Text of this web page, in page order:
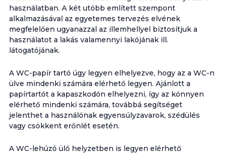
használatban. A két utóbb említett szempont
alkalmazásával az egyetemes tervezés elvének
megfelelően ugyanazzal az illemhellyel biztosítjuk a
használatot a lakás valamennyi lakójának ill.
látogatójának.
A WC-papír tartó úgy legyen elhelyezve, hogy az a WC-n
ülve mindenki számára elérhető legyen. Ajánlott a
papírtartót a kapaszkodón elhelyezni, így az könnyen
elérhető mindenki számára, továbbá segítséget
jelenthet a használónak egyensúlyzavarok, szédülés
vagy csökkent erőnlét esetén.
A WC-lehúzó ülő helyzetben is legyen elérhető